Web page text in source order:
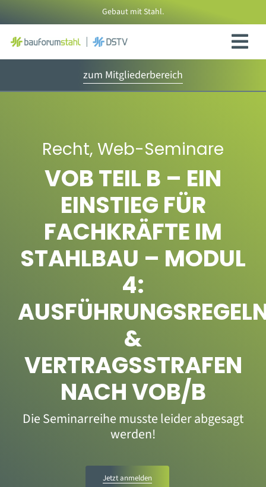
Inhalt
springen
Gebaut mit Stahl.
zum Mitgliederbereich
Recht, Web-Seminare
VOB TEIL B – EIN
EINSTIEG FÜR
FACHKRÄFTE IM
STAHLBAU – MODUL
4:
&
VERTRAGSSTRAFEN
NACH VOB/B
Die Seminarreihe musste leider abgesagt
werden!
Jetzt anmelden